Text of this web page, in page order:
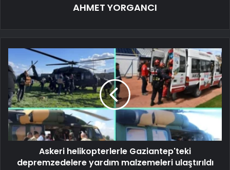
AHMET YORGANCI
Askeri helikopterlerle Gaziantep'teki
depremzedelere yardım malzemeleri ulaştırıldı